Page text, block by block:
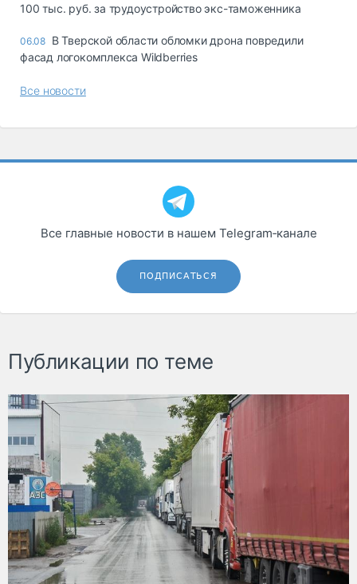
100 тыс. руб. за трудоустройство экс-таможенника
06.08 В Тверской области обломки дрона повредили
фасад логокомплекса Wildberries
Все новости
Все главные новости в нашем Telegram‑канале
ПОДПИСАТЬСЯ
Публикации по теме